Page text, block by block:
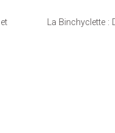
La Binchyclette :